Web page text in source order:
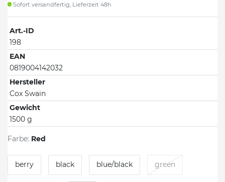
Sofort versandfertig, Lieferzeit 48h
Art.-ID
198
EAN
0819004142032
Hersteller
Cox Swain
Gewicht
1500 g
Farbe: Red
berry black blue/black green